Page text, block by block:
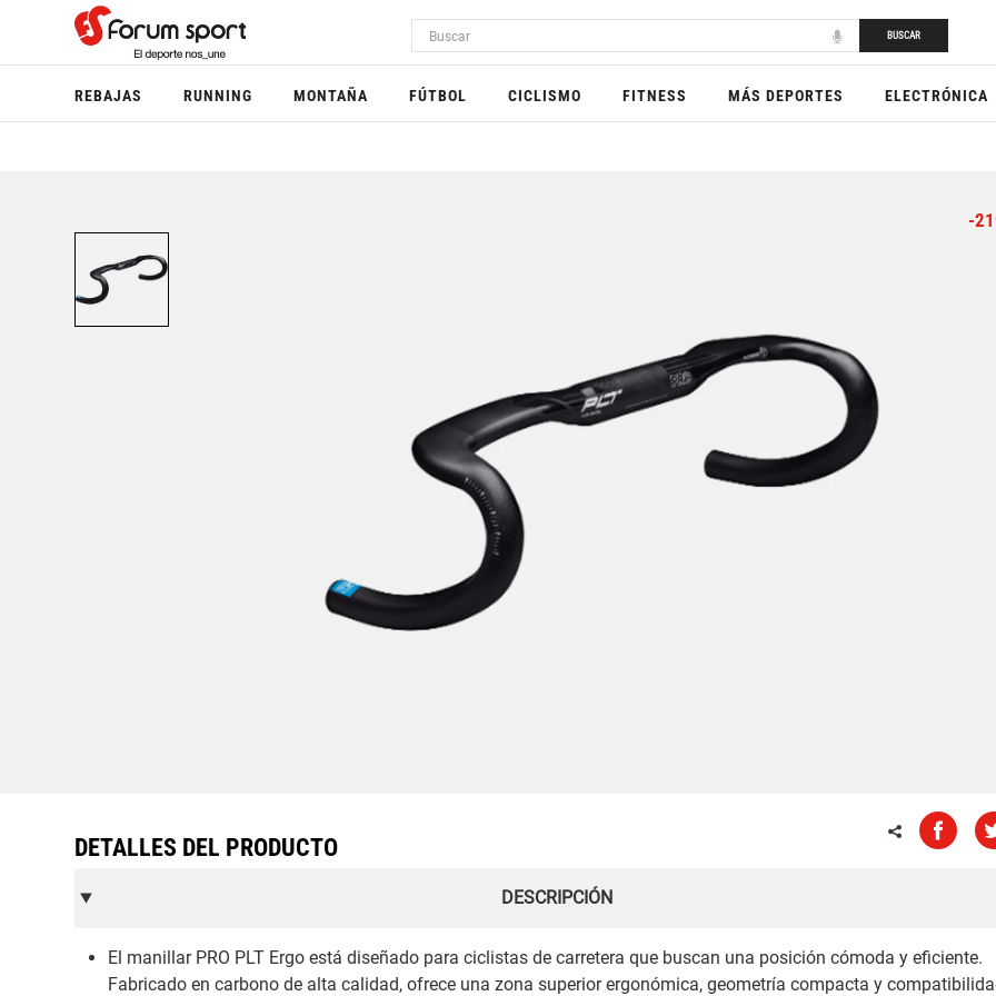
BUSCAR
REBAJAS RUNNING MONTAÑA FÚTBOL CICLISMO FITNESS MÁS DEPORTES ELECTRÓNICA
-21
DETALLES DEL PRODUCTO
DESCRIPCIÓN
El manillar PRO PLT Ergo está diseñado para ciclistas de carretera que buscan una posición cómoda y eficiente.
Fabricado en carbono de alta calidad, ofrece una zona superior ergonómica, geometría compacta y